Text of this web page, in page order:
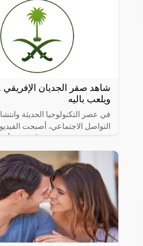
شاهد صقر الجديان الإفريقي
ويلعب باليه
في عصر التكنولوجيا الحديثة
التواصل الاجتماعي، أصبحت
اليومية، ومن بين الفيديوهات التي